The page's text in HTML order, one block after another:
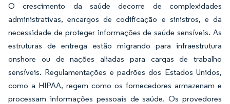
O crescimento da saúde decorre de complexidades
administrativas, encargos de codificação e sinistros, e da
necessidade de proteger informações de saúde sensíveis. As
estruturas de entrega estão migrando para infraestrutura
onshore ou de nações aliadas para cargas de trabalho
sensíveis. Regulamentações e padrões dos Estados Unidos,
como a HIPAA, regem como os fornecedores armazenam e
processam informações pessoais de saúde. Os provedores